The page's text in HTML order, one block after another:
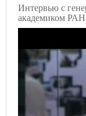
Интервью с
академиком